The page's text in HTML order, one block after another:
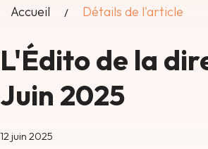
Accueil Détails de l'article
L'Édito de la
Juin 2025
12 juin 2025